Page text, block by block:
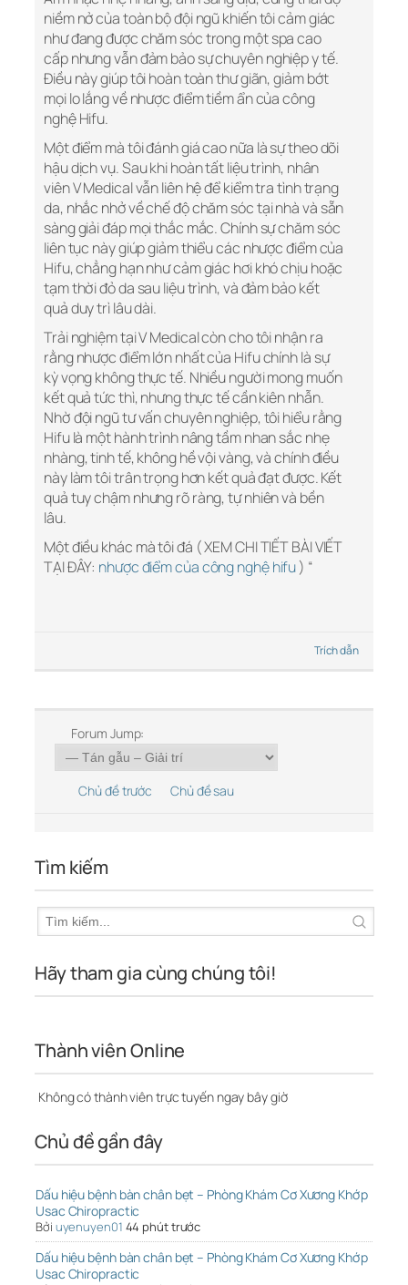
niềm nở của toàn bộ đội ngũ khiến tôi cảm giác
như đang được chăm sóc trong một spa cao
cấp nhưng vẫn đảm bảo sự chuyên nghiệp y tế.
Điều này giúp tôi hoàn toàn thư giãn, giảm bớt
mọi lo lắng về nhược điểm tiềm ẩn của công
nghệ Hifu.
Một điểm mà tôi đánh giá cao nữa là sự theo dõi
hậu dịch vụ. Sau khi hoàn tất liệu trình, nhân
viên V Medical vẫn liên hệ để kiểm tra tình trạng
da, nhắc nhở về chế độ chăm sóc tại nhà và sẵn
sàng giải đáp mọi thắc mắc. Chính sự chăm sóc
liên tục này giúp giảm thiểu các nhược điểm của
Hifu, chẳng hạn như cảm giác hơi khó chịu hoặc
tạm thời đỏ da sau liệu trình, và đảm bảo kết
quả duy trì lâu dài.
Trải nghiệm tại V Medical còn cho tôi nhận ra
rằng nhược điểm lớn nhất của Hifu chính là sự
kỳ vọng không thực tế. Nhiều người mong muốn
kết quả tức thì, nhưng thực tế cần kiên nhẫn.
Nhờ đội ngũ tư vấn chuyên nghiệp, tôi hiểu rằng
Hifu là một hành trình nâng tầm nhan sắc nhẹ
nhàng, tinh tế, không hề vội vàng, và chính điều
này làm tôi trân trọng hơn kết quả đạt được. Kết
quả tuy chậm nhưng rõ ràng, tự nhiên và bền
lâu.
Một điều khác mà tôi đá ( XEM CHI TIẾT BÀI VIẾT
TẠI ĐÂY: nhược điểm của công nghệ hifu) “
Trích dẫn
Forum Jump:
Chủ đề trước Chủ đề sau
Tìm kiếm
Hãy tham gia cùng chúng tôi!
Thành viên Online
Không có thành viên trực tuyến ngay bây giờ
Chủ đề gần đây
Dấu hiệu bệnh bàn chân bẹt – Phòng Khám Cơ Xương Khớp
Usac Chiropractic
Bởi uyenuyen01 44 phút trước
Dấu hiệu bệnh bàn chân bẹt – Phòng Khám Cơ Xương Khớp
Usac Chiropractic